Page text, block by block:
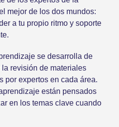
mejor de los dos mundos:
a tu propio ritmo y soporte
se desarrolla de
revisión de materiales
por expertos en cada área.
están pensados
en los temas clave cuando